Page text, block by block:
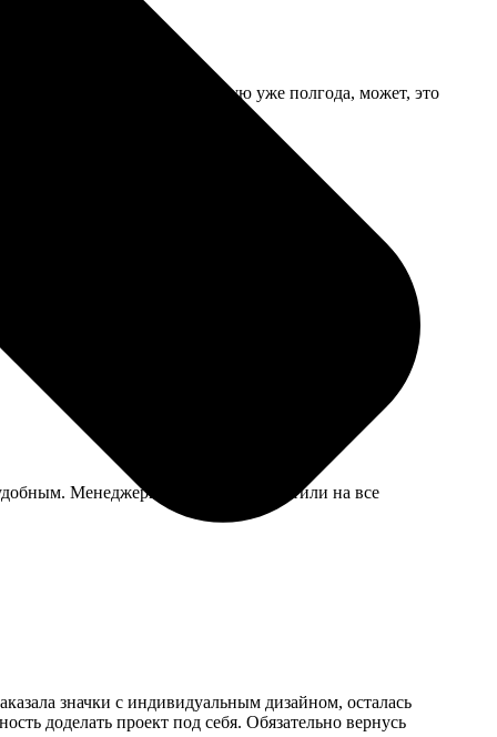
заворачиваться, но использую уже полгода, может, это
тем, кто ценит отличный сервис!
Менеджеры оперативно ответили на все
значки с индивидуальным дизайном, осталась
доделать проект под себя. Обязательно вернусь